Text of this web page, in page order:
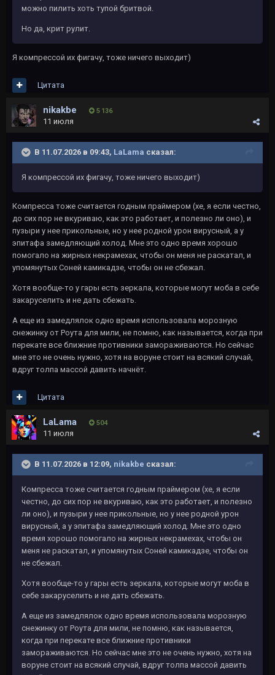
можно пилить хоть тупой бритвой.
Но да, крит рулит.
Я компрессой их фигачу, тоже ничего выходит)
Цитата
nikakbe 5 136
11 июля
В 11.07.2026 в 09:43, LaLama сказал:
Я компрессой их фигачу, тоже ничего выходит)
Компресса тоже считается годным праймером (хе, я если честно,
до сих пор не вкуриваю, как это работает, и полезно ли оно), и
пузыри у нее прикольные, но у нее родной урон вирусный, а у
эпитафа замедляющий холод. Мне это одно время хорошо
помогало на жирных некрамехах, чтобы он меня не раскатал, и
упомянутых Соней камикадзе, чтобы он не сбежал.
Хотя вообще-то у гары есть зеркала, которые могут моба в себе
закаруселить и не дать сбежать.
А еще из замедлялок одно время использовала морозную
снежинку от Роута для мили, не помню, как называется, когда при
перекате все ближние противники замораживаются. Но сейчас
мне это не очень нужно, хотя на воруне стоит на всякий случай,
вдруг толпа массой давить начнёт.
Цитата
LaLama 504
11 июля
В 11.07.2026 в 12:09, nikakbe сказал:
Компресса тоже считается годным праймером (хе, я если
честно, до сих пор не вкуриваю, как это работает, и полезно
ли оно), и пузыри у нее прикольные, но у нее родной урон
вирусный, а у эпитафа замедляющий холод. Мне это одно
время хорошо помогало на жирных некрамехах, чтобы он
меня не раскатал, и упомянутых Соней камикадзе, чтобы он
не сбежал.
Хотя вообще-то у гары есть зеркала, которые могут моба в
себе закаруселить и не дать сбежать.
А еще из замедлялок одно время использовала морозную
снежинку от Роута для мили, не помню, как называется,
когда при перекате все ближние противники
замораживаются. Но сейчас мне это не очень нужно, хотя на
воруне стоит на всякий случай, вдруг толпа массой давить